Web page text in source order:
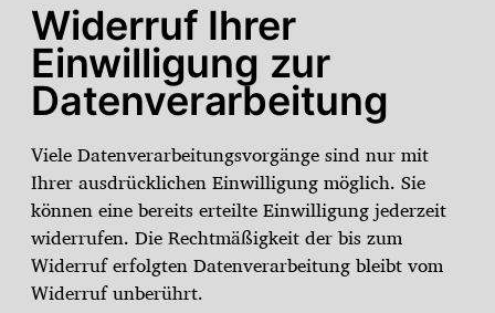
Widerruf Ihrer
Einwilligung zur
Datenverarbeitung
Viele Datenverarbeitungsvorgänge sind nur mit
Ihrer ausdrücklichen Einwilligung möglich. Sie
können eine bereits erteilte Einwilligung jederzeit
widerrufen. Die Rechtmäßigkeit der bis zum
Widerruf erfolgten Datenverarbeitung bleibt vom
Widerruf unberührt.